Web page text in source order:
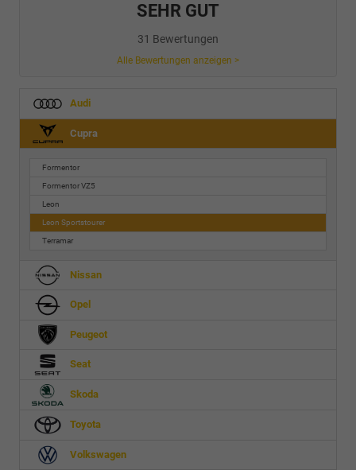
SEHR GUT
31 Bewertungen
Alle Bewertungen anzeigen >
Audi
Cupra
Formentor
Formentor VZ5
Leon
Leon Sportstourer
Terramar
Nissan
Opel
Peugeot
Seat
Skoda
Toyota
Volkswagen